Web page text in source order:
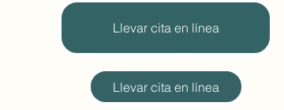
Llevar cita en línea
Llevar cita en línea